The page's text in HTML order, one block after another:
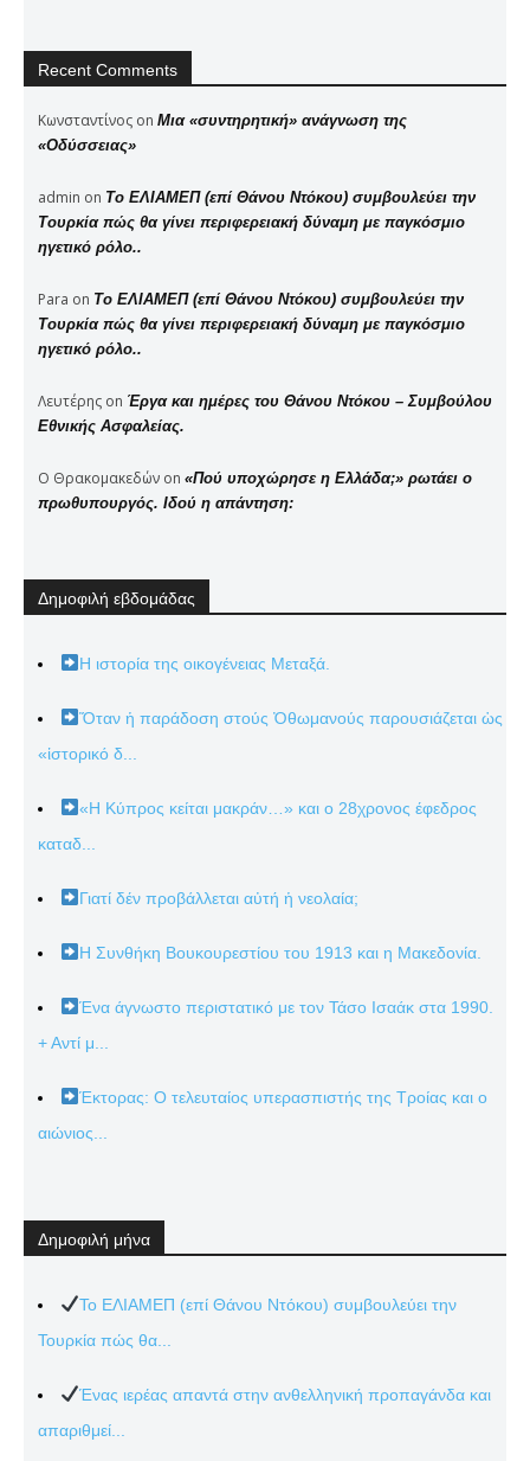
Recent Comments
Κωνσταντίνος on Μια «συντηρητική» ανάγνωση της
«Οδύσσειας»
admin on Το ΕΛΙΑΜΕΠ (επί Θάνου Ντόκου) συμβουλεύει την
Τουρκία πώς θα γίνει περιφερειακή δύναμη με παγκόσμιο
ηγετικό ρόλο..
Para on Το ΕΛΙΑΜΕΠ (επί Θάνου Ντόκου) συμβουλεύει την
Τουρκία πώς θα γίνει περιφερειακή δύναμη με παγκόσμιο
ηγετικό ρόλο..
Λευτέρης on Έργα και ημέρες του Θάνου Ντόκου – Συμβούλου
Εθνικής Ασφαλείας.
Ο Θρακομακεδών on «Πού υποχώρησε η Ελλάδα;» ρωτάει ο
πρωθυπουργός. Ιδού η απάντηση:
Δημοφιλή εβδομάδας
Η ιστορία της οικογένειας Μεταξά.
Ὅταν ἡ παράδοση στούς Ὀθωμανούς παρουσιάζεται ὡς
«ἱστορικό δ...
«Η Κύπρος κείται μακράν…» και ο 28χρονος έφεδρος
καταδ...
Γιατί δέν προβάλλεται αὐτή ἡ νεολαία;
Η Συνθήκη Βουκουρεστίου του 1913 και η Μακεδονία.
Ένα άγνωστο περιστατικό με τον Τάσο Ισαάκ στα 1990.
+ Αντί μ...
Έκτορας: Ο τελευταίος υπερασπιστής της Τροίας και ο
αιώνιος...
Δημοφιλή μήνα
Το ΕΛΙΑΜΕΠ (επί Θάνου Ντόκου) συμβουλεύει την
Τουρκία πώς θα...
Ένας ιερέας απαντά στην ανθελληνική προπαγάνδα και
απαριθμεί...